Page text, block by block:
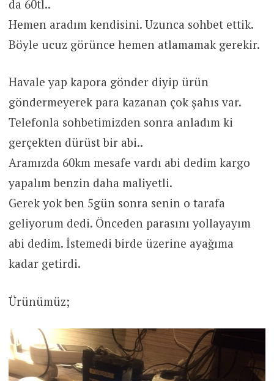
da 60tl..
Hemen aradım kendisini. Uzunca sohbet ettik.
Böyle ucuz görünce hemen atlamamak gerekir.
Havale yap kapora gönder diyip ürün
göndermeyerek para kazanan çok şahıs var.
Telefonla sohbetimizden sonra anladım ki
gerçekten dürüst bir abi..
Aramızda 60km mesafe vardı abi dedim kargo
yapalım benzin daha maliyetli.
Gerek yok ben 5gün sonra senin o tarafa
geliyorum dedi. Önceden parasını yollayayım
abi dedim. İstemedi birde üzerine ayağıma
kadar getirdi.
Ürünümüz;